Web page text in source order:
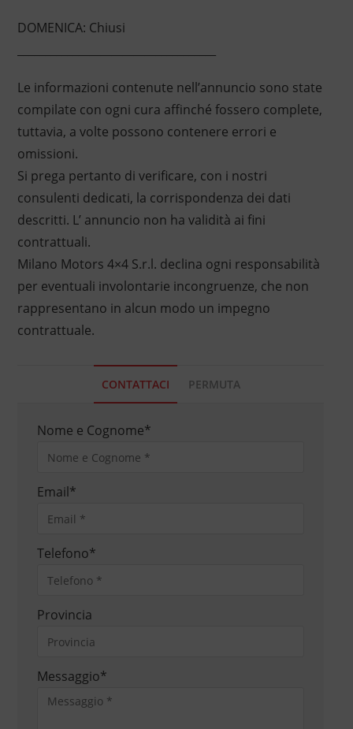
DOMENICA: Chiusi
Le informazioni contenute nell’annuncio sono state
compilate con ogni cura affinché fossero complete,
tuttavia, a volte possono contenere errori e
omissioni.
Si prega pertanto di verificare, con i nostri
consulenti dedicati, la corrispondenza dei dati
descritti. L’ annuncio non ha validità ai fini
contrattuali.
Milano Motors 4×4 S.r.l. declina ogni responsabilità
per eventuali involontarie incongruenze, che non
rappresentano in alcun modo un impegno
contrattuale.
CONTATTACI PERMUTA
Nome e Cognome*
Email*
Telefono*
Provincia
Messaggio*